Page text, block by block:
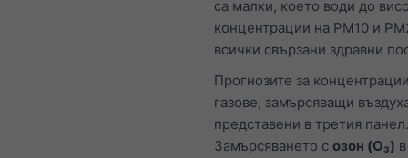
са малки, което води до
концентрации на PM10 и
всички свързани здравни
Прогнозите за
газове, замърсяващи
представени в третия панел.
Замърсяването с озон (O₃)